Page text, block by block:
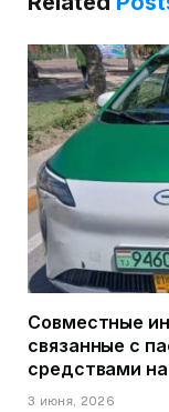
Совместные
связанные с
средствами
3 июня, 2026